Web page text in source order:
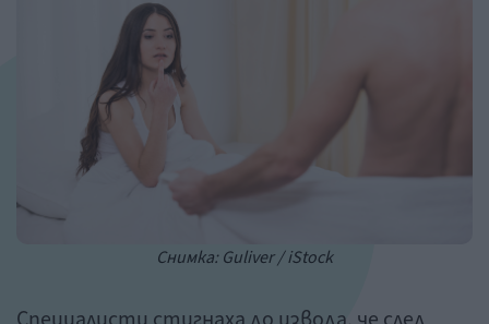
Снимка: Guliver / iStock